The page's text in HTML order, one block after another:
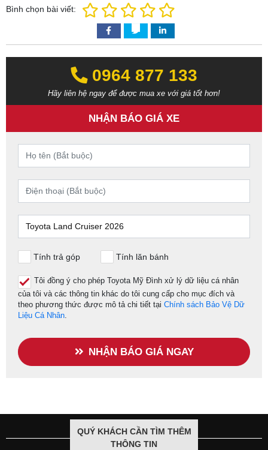
0964 877 133‬‬
Hãy liên hệ ngay để được mua xe với giá tốt hơn!
NHẬN BÁO GIÁ XE
Tính trả góp Tính lăn bánh
Tôi đồng ý cho phép Toyota Mỹ Đình xử lý dữ liệu cá nhân
của tôi và các thông tin khác do tôi cung cấp cho mục đích và
theo phương thức được mô tả chi tiết tại Chính sách Bảo Vệ Dữ
Liệu Cá Nhân.
NHẬN BÁO GIÁ NGAY
Bình chọn bài viết:
QUÝ KHÁCH CẦN TÌM THÊM
THÔNG TIN